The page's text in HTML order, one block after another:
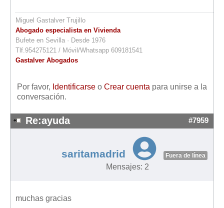
Miguel Gastalver Trujillo
Abogado especialista en Vivienda
Bufete en Sevilla · Desde 1976
Tlf.954275121 / Móvil/Whatsapp 609181541
Gastalver Abogados
Por favor, Identificarse o Crear cuenta para unirse a la
conversación.
Re:ayuda #7959
saritamadrid Fuera de línea
Mensajes: 2
muchas gracias